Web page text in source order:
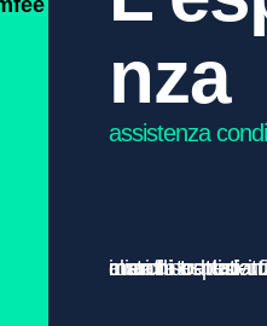
nza
assistenza